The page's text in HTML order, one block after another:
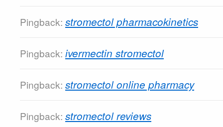
Pingback: stromectol pharmacokinetics
Pingback: ivermectin stromectol
Pingback: stromectol online pharmacy
Pingback: stromectol reviews